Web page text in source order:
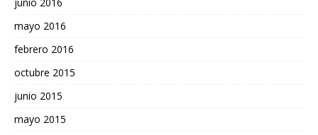
mayo 2016
febrero 2016
octubre 2015
junio 2015
mayo 2015